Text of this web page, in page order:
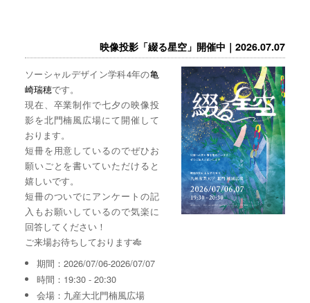
映像投影「綴る星空」開催中｜2026.07.07
ソーシャルデザイン学科4年の亀
崎瑞穂です。
現在、卒業制作で七夕の映像投
影を北門楠風広場にて開催して
おります。
短冊を用意しているのでぜひお
願いごとを書いていただけると
嬉しいです。
短冊のついでにアンケートの記
入もお願いしているので気楽に
回答してください！
ご来場お待ちしております🎋
期間：2026/07/06-2026/07/07
時間：19:30 - 20:30
会場：九産大北門楠風広場